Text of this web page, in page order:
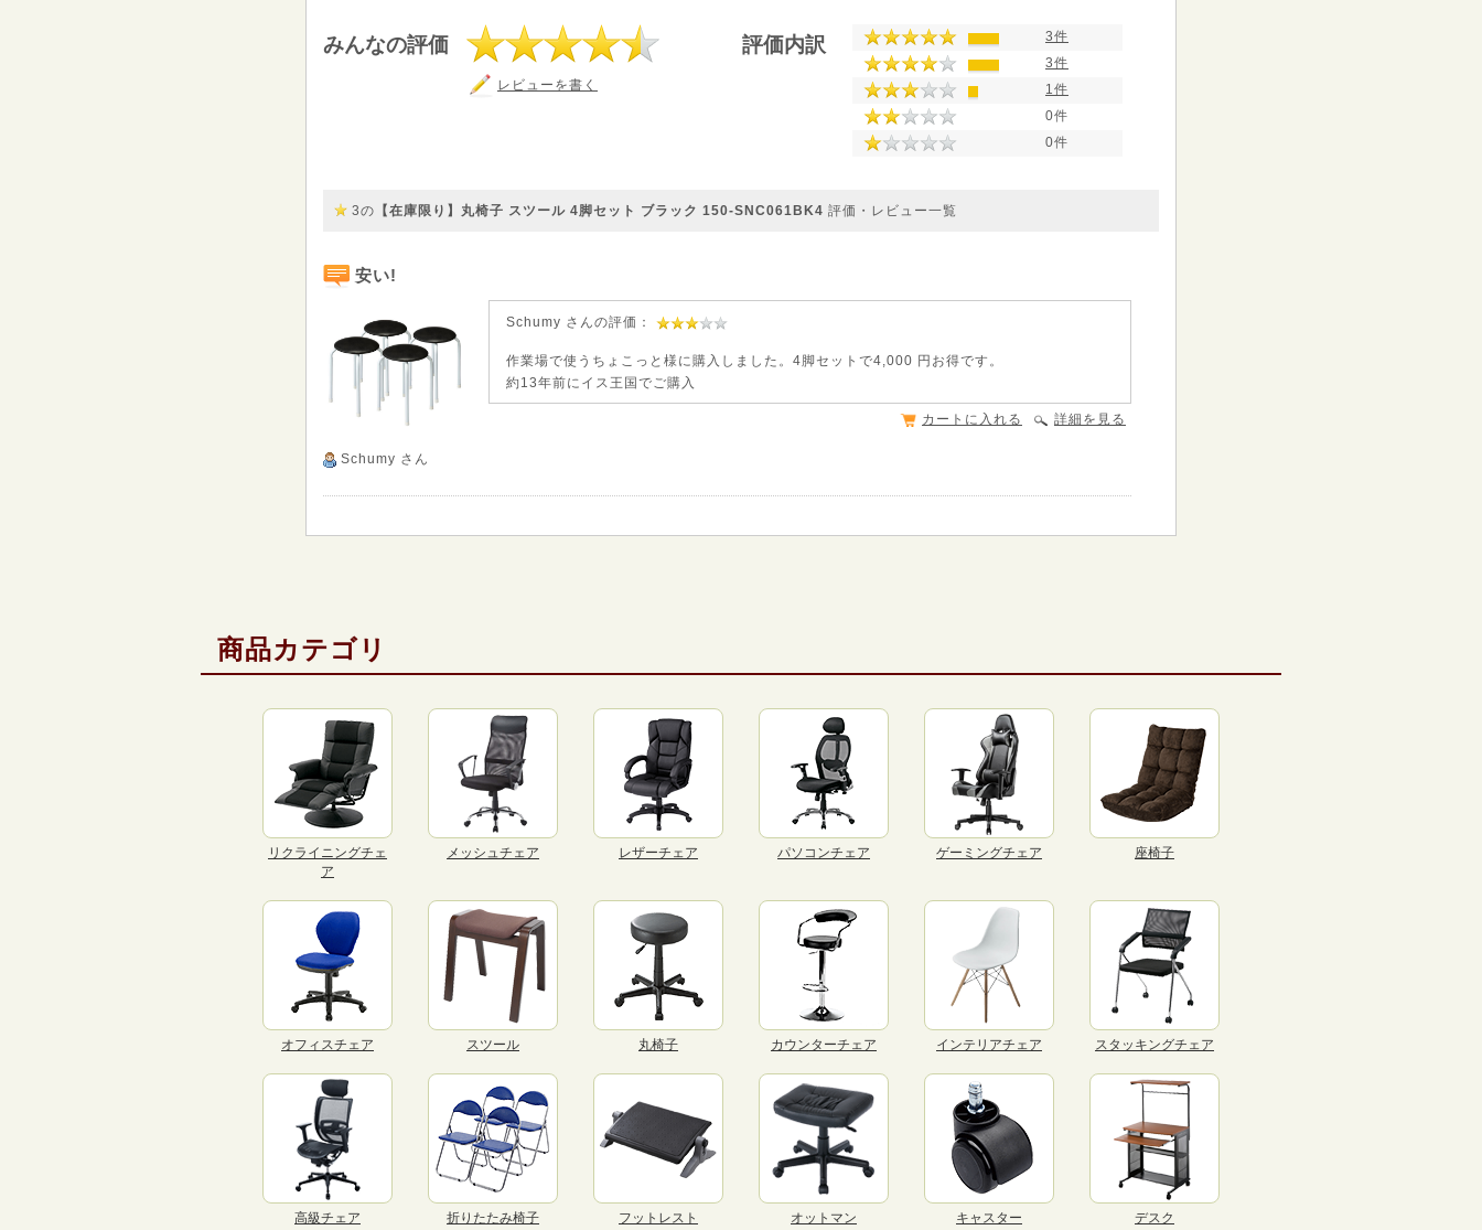
みんなの評価
レビューを書く
評価内訳
3件
3件
1件
0件
0件
3の 【在庫限り】丸椅子 スツール 4脚セット ブラック 150-SNC061BK4 評価・レビュー一覧
安い!
Schumy さん
Schumy さんの評価：
作業場で使うちょこっと様に購入しました。4脚セットで4,000 円お得です。
約13年前にイス王国でご購入
詳細を見る
カートに入れる
商品カテゴリ
リクライニングチェ
ア
メッシュチェア レザーチェア パソコンチェア ゲーミングチェア 座椅子
オフィスチェア スツール 丸椅子 カウンターチェア インテリアチェア スタッキングチェア
高級チェア 折りたたみ椅子 フットレスト オットマン キャスター デスク